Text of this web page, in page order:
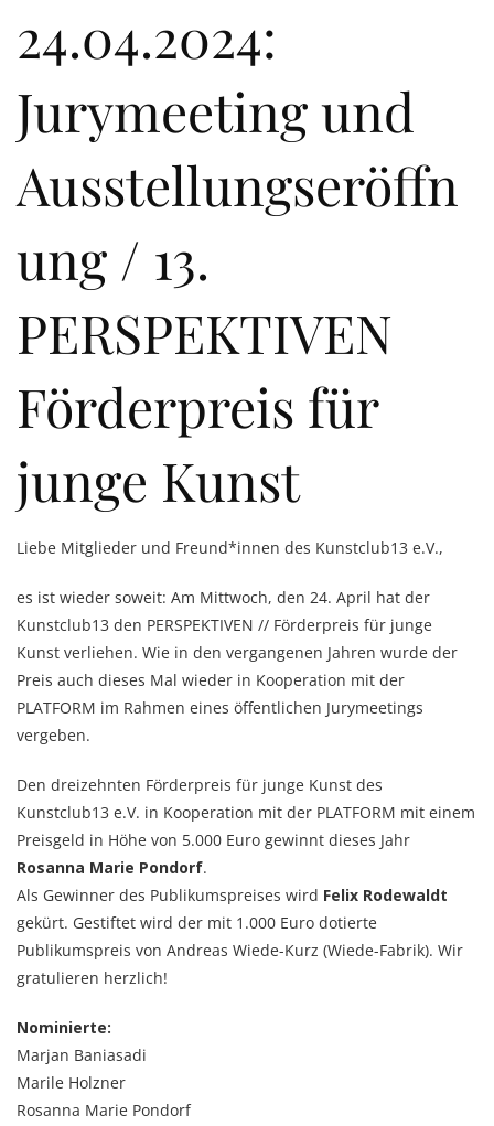
24.04.2024:
Jurymeeting und
Ausstellungseröffn
ung / 13.
PERSPEKTIVEN
Förderpreis für
junge Kunst
Liebe Mitglieder und Freund*innen des Kunstclub13 e.V.,
es ist wieder soweit: Am Mittwoch, den 24. April hat der
Kunstclub13 den PERSPEKTIVEN // Förderpreis für junge
Kunst verliehen. Wie in den vergangenen Jahren wurde der
Preis auch dieses Mal wieder in Kooperation mit der
PLATFORM im Rahmen eines öffentlichen Jurymeetings
vergeben.
Den dreizehnten Förderpreis für junge Kunst des
Kunstclub13 e.V. in Kooperation mit der PLATFORM mit einem
Preisgeld in Höhe von 5.000 Euro gewinnt dieses Jahr
Rosanna Marie Pondorf.
Als Gewinner des Publikumspreises wird Felix Rodewaldt
gekürt. Gestiftet wird der mit 1.000 Euro dotierte
Publikumspreis von Andreas Wiede-Kurz (Wiede-Fabrik). Wir
gratulieren herzlich!
Nominierte:
Marjan Baniasadi
Marile Holzner
Rosanna Marie Pondorf